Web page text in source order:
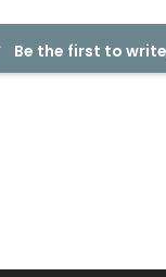
Be the first to